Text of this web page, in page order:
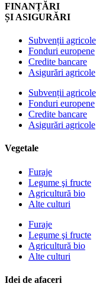
FINANȚĂRI
ȘI ASIGURĂRI
Subvenții agricole
Fonduri europene
Credite bancare
Asigurări agricole
Subvenții agricole
Fonduri europene
Credite bancare
Asigurări agricole
Vegetale
Furaje
Legume şi fructe
Agricultură bio
Alte culturi
Furaje
Legume şi fructe
Agricultură bio
Alte culturi
Idei de afaceri